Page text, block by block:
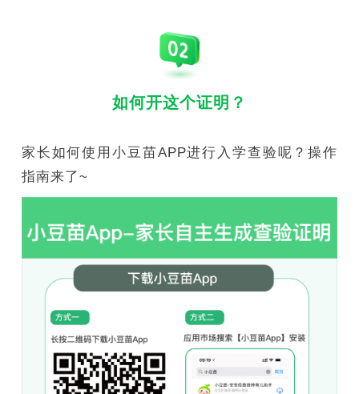
如何开这个证明？
家长如何使用小豆苗APP进行入学查验呢？操作
指南来了~